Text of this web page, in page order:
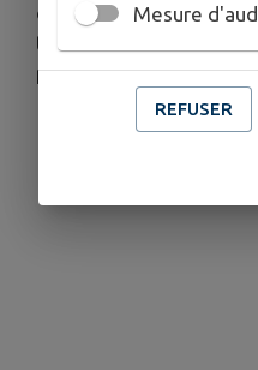
dès le 11/07 avec le
toutes les dates et les
programme 🎇
Mesure
REFUSER